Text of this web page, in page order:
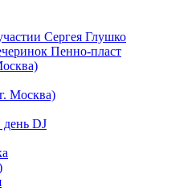
Сергея Глушко
Пенно-пласт
Москва)
DJ